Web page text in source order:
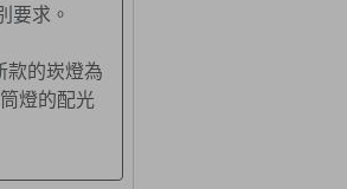
要求。
款的崁燈為
燈的配光